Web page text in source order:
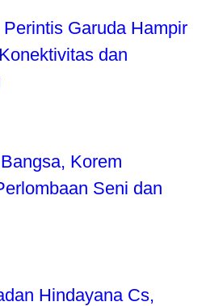
Garuda Hampir
dan
Korem
Seni dan
Hindayana Cs,